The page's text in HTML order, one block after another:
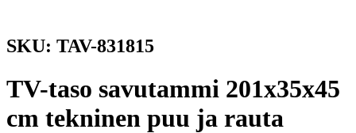
SKU: TAV-831815
TV-taso savutammi 201x35x45
cm tekninen puu ja rauta